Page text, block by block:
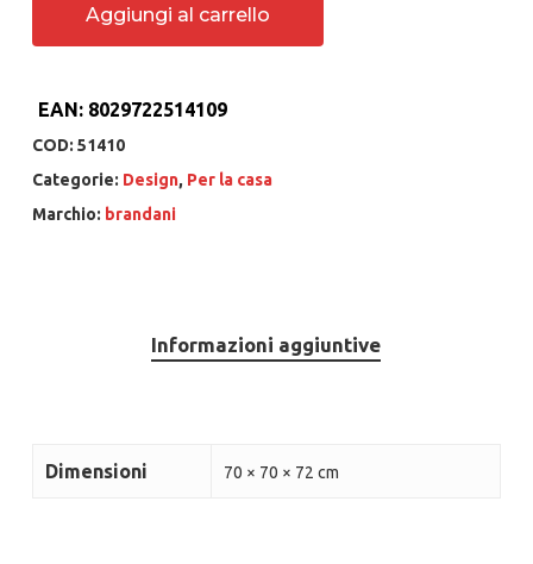
Aggiungi al carrello
EAN: 8029722514109
COD: 51410
Categorie: Design, Per la casa
Marchio: brandani
Informazioni aggiuntive
Dimensioni 70 × 70 × 72 cm